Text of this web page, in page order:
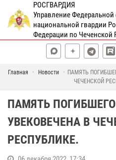
РОСГВАРДИЯ
Управление
национальной гвардии
Федерации по Чеченской
Главная Новости
ПАМЯТЬ
ЧЕЧЕНСКОЙ
ПАМЯТЬ
УВЕКОВЕЧЕНА В
РЕСПУБЛИКЕ.